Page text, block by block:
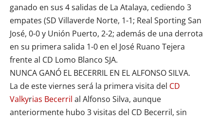
ganado en sus 4 salidas de La Atalaya, cediendo 3
empates (SD Villaverde Norte, 1-1; Real Sporting San
José, 0-0 y Unión Puerto, 2-2; además de una derrota
en su primera salida 1-0 en el José Ruano Tejera
frente al CD Lomo Blanco SJA.
NUNCA GANÓ EL BECERRIL EN EL ALFONSO SILVA.
La de este viernes será la primera visita del CD
Valkyrias Becerril al Alfonso Silva, aunque
anteriormente hubo 3 visitas del CD Becerril, sin